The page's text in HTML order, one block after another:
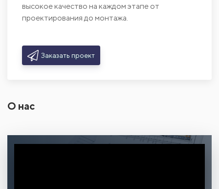
высокое качество на каждом этапе от
проектирования до монтажа.
Заказать проект
О нас